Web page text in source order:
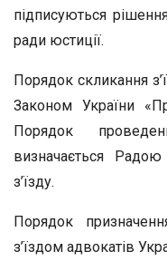
підписуються
ради юстиції.
Порядок скликання
Законом України
Порядок
визначається
з’їзду.
Порядок
з’їздом адвокатів